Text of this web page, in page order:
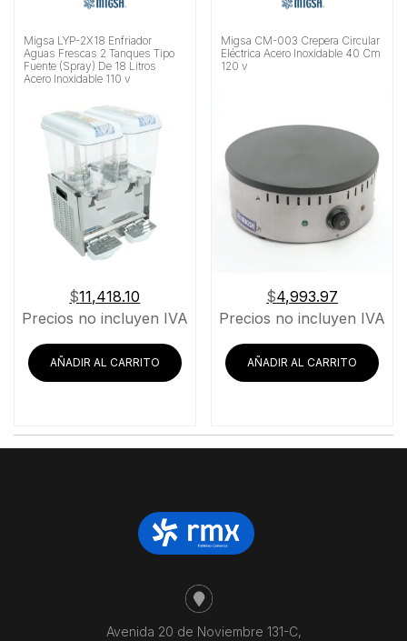
Migsa LYP-2X18 Enfriador
Aguas Frescas 2 Tanques Tipo
Fuente (Spray) De 18 Litros
Acero Inoxidable 110 v
$11,418.10
Precios no incluyen IVA
AÑADIR AL CARRITO
Migsa CM-003 Crepera Circular
Eléctrica Acero Inoxidable 40 Cm
120 v
$4,993.97
Precios no incluyen IVA
AÑADIR AL CARRITO
Avenida 20 de Noviembre 131-C,